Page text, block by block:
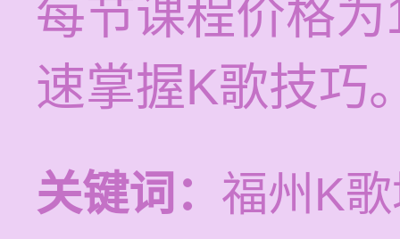
每节课程价格
速掌握K歌技巧
关键词： 福州K